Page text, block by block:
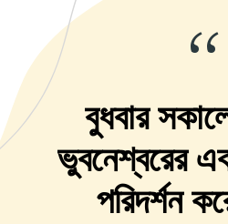
“
বুধবার
ভুবনেশ্বরের
পরিদর্শন